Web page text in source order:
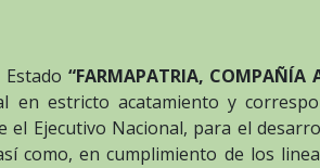
“FARMAPATRIA, COMPAÑÍA
en estricto acatamiento y
el Ejecutivo Nacional, para el
como, en cumplimiento de los